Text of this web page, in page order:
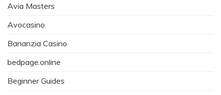
Avia Masters
Avocasino
Bananzia Casino
bedpage.online
Beginner Guides